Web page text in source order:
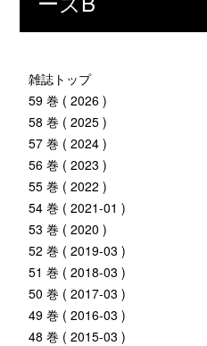
雑誌トップ
59 巻 ( 2026 )
58 巻 ( 2025 )
57 巻 ( 2024 )
56 巻 ( 2023 )
55 巻 ( 2022 )
54 巻 ( 2021-01 )
53 巻 ( 2020 )
52 巻 ( 2019-03 )
51 巻 ( 2018-03 )
50 巻 ( 2017-03 )
49 巻 ( 2016-03 )
48 巻 ( 2015-03 )